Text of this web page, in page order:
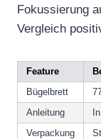
Fokussierung
Vergleich
Feature
Bügelbrett
Anleitung
Verpackung